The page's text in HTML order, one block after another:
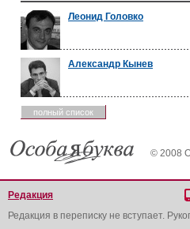
Леонид Головко
Александр Кынев
полный список
© 2008
Редакция
Редакция в переписку не вступает.